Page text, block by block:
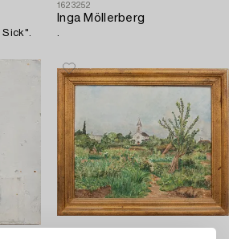
1623252
Inga Möllerberg